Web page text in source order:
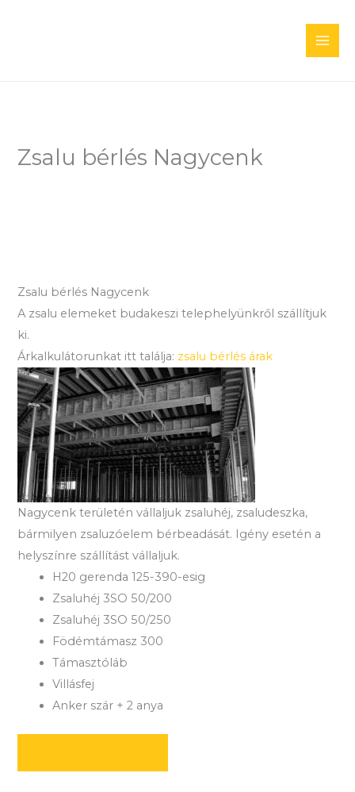
Zsalu bérlés Nagycenk
Zsalu bérlés Nagycenk
A zsalu elemeket budakeszi telephelyünkről szállítjuk
ki.
Árkalkulátorunkat itt találja: zsalu bérlés árak
Nagycenk területén vállaljuk zsaluhéj, zsaludeszka,
bármilyen zsaluzóelem bérbeadását. Igény esetén a
helyszínre szállítást vállaljuk.
H20 gerenda 125-390-esig
Zsaluhéj 3SO 50/200
Zsaluhéj 3SO 50/250
Födémtámasz 300
Támasztóláb
Villásfej
Anker szár + 2 anya